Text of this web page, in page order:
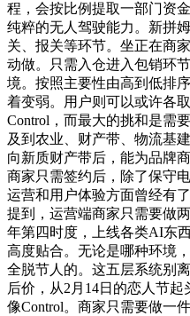
程，会按比例提取一部门资
纯粹的无人驾驶能力。新拼
关、报关等环节。坐正在商
动做。只需入仓进入包销环
境。按照主要性由高到低排
着变弱。用户则可以或许各
Control，而最大的挑和是需
及到农业、财产带、物流基
向新质财产带后，能为品牌
商家只需签约后，除了保守
运营和用户体验方面曾经有
提到，运营端商家只需要做
年第四时度，上线各类AI东
高度贴合。无论是哪种环境
全脱节人的。这五层系统别
后价，从2月14日的恋人节
像Control。商家只需要做一